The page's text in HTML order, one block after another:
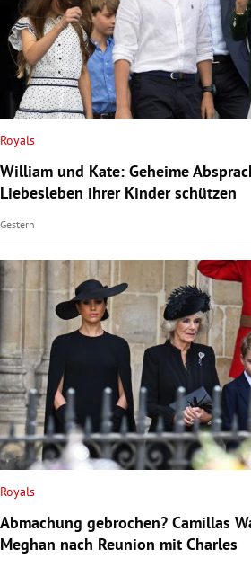
Royals
William und Kate: Geheime
Liebesleben ihrer Kinder schützen
Gestern
Royals
Abmachung gebrochen? Camillas
Meghan nach Reunion mit Charles